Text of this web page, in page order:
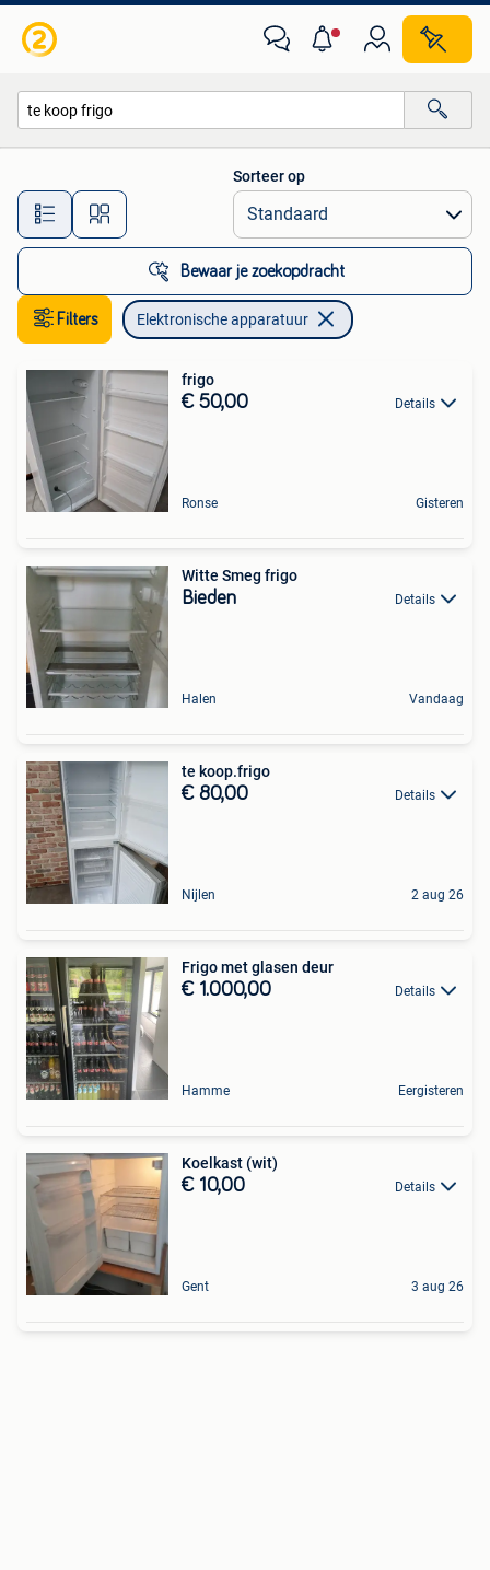
Alle afstanden…
Sorteer op
Bewaar je zoekopdracht
Filters Elektronische apparatuur
frigo
€ 50,00 Details
Ronse Gisteren
Witte Smeg frigo
Bieden Details
Halen Vandaag
te koop.frigo
€ 80,00 Details
Nijlen 2 aug 26
Frigo met glasen deur
€ 1.000,00 Details
Hamme Eergisteren
Koelkast (wit)
€ 10,00 Details
Gent 3 aug 26